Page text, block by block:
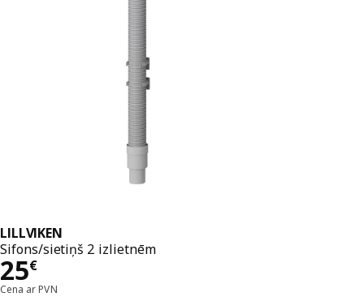
LILLVIKEN
Sifons/sietiņš 2 izlietnēm
25€
Cena 25€
Cena ar PVN